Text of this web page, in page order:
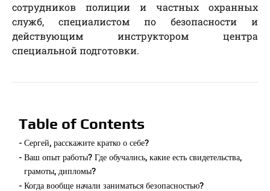
сотрудников полиции и частных охранных
служб, специалистом по безопасности и
действующим инструктором центра
специальной подготовки.
Table of Contents
Сергей, расскажите кратко о себе?
Ваш опыт работы? Где обучались, какие есть свидетельства,
грамоты, дипломы?
Когда вообще начали заниматься безопасностью?